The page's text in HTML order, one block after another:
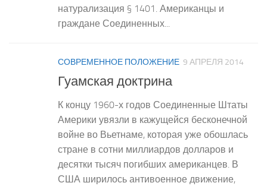
натурализация § 1401. Американцы и
граждане Соединенных...
СОВРЕМЕННОЕ ПОЛОЖЕНИЕ 9 АПРЕЛЯ 2014
Гуамская доктрина
К концу 1960-х годов Соединенные Штаты
Америки увязли в кажущейся бесконечной
войне во Вьетнаме, которая уже обошлась
стране в сотни миллиардов долларов и
десятки тысяч погибших американцев. В
США ширилось антивоенное движение,